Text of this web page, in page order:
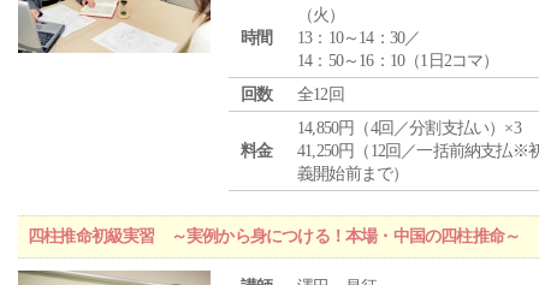
時間
（火 ）
13：10～14：30／
14：50～16：10（1日2コマ）
回数
全12回
料金
14,850円（4回／分割支払い）×3
41,250円（12回／一括前納支払※
義開始前まで）
四柱推命初級実習 ～実例から身につける！本場・中国の四柱推命～